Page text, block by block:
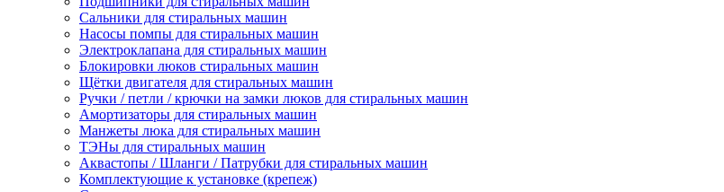
Сальники для стиральных машин
Насосы помпы для стиральных машин
Электроклапана для стиральных машин
Блокировки люков стиральных машин
Щётки двигателя для стиральных машин
Ручки / петли / крючки на замки люков для стиральных машин
Амортизаторы для стиральных машин
Манжеты люка для стиральных машин
ТЭНы для стиральных машин
Аквастопы / Шланги / Патрубки для стиральных машин
Комплектующие к установке (крепеж)